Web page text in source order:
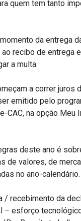
quem tem tanto
da entrega
recibo de entrega
a multa.
a correr juros
emitido pelo
CAC, na opção Meu
deste ano é
de valores, de
no ano-calendário.
/ recebimento da
– esforço